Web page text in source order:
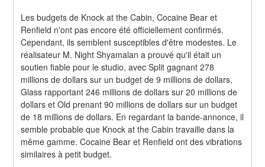
Les budgets de Knock at the Cabin, Cocaine Bear et
Renfield n'ont pas encore été officiellement confirmés.
Cependant, ils semblent susceptibles d'être modestes. Le
réalisateur M. Night Shyamalan a prouvé qu'il était un
soutien fiable pour le studio, avec Split gagnant 278
millions de dollars sur un budget de 9 millions de dollars,
Glass rapportant 246 millions de dollars sur 20 millions de
dollars et Old prenant 90 millions de dollars sur un budget
de 18 millions de dollars. En regardant la bande-annonce, il
semble probable que Knock at the Cabin travaille dans la
même gamme. Cocaine Bear et Renfield ont des vibrations
similaires à petit budget.